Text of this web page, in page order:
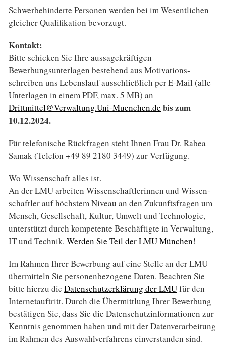
Schwerbehinderte Personen werden bei im Wesentlichen
gleicher Qualifikation bevorzugt.
Kontakt:
Bitte schicken Sie Ihre aussage­kräftigen
Bewerbungsunterlagen bestehend aus Motivations­
schreiben uns Lebenslauf ausschließlich per E-Mail (alle
Unterlagen in einem PDF, max. 5 MB) an
Drittmittel@Verwaltung.Uni-Muenchen.de bis zum
10.12.2024.
Für telefonische Rückfragen steht Ihnen Frau Dr. Rabea
Samak (Telefon +49 89 2180 3449) zur Verfügung.
Wo Wissenschaft alles ist.
An der LMU arbeiten Wissen­schaftler­innen und Wissen­
schaftler auf höchstem Niveau an den Zukunfts­fragen um
Mensch, Gesell­schaft, Kultur, Umwelt und Technologie,
unter­stützt durch kompetente Beschäf­tigte in Verwaltung,
IT und Technik. Werden Sie Teil der LMU München!
Im Rahmen Ihrer Bewerbung auf eine Stelle an der LMU
über­mitteln Sie personenbezogene Daten. Beachten Sie
bitte hierzu die Daten­schutz­erklärung der LMUfür den
Internet­auftritt. Durch die Über­mittlung Ihrer Bewerbung
bestätigen Sie, dass Sie die Datenschutz­informationen zur
Kenntnis genommen haben und mit der Daten­verarbeitung
im Rahmen des Auswahl­verfahrens ein­ver­standen sind.